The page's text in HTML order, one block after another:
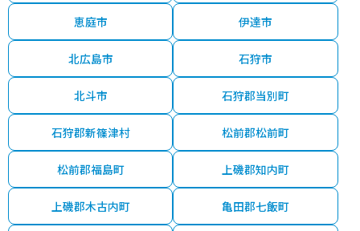
恵庭市 伊達市
北広島市 石狩市
北斗市 石狩郡当別町
石狩郡新篠津村 松前郡松前町
松前郡福島町 上磯郡知内町
上磯郡木古内町 亀田郡七飯町